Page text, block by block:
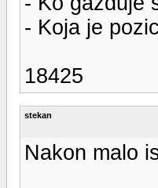
- Koja je
18425
stekan
Nakon malo